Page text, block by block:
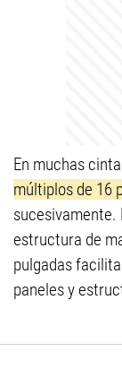
En muchas
múltiplos de 16
estructura de
pulgadas
paneles y